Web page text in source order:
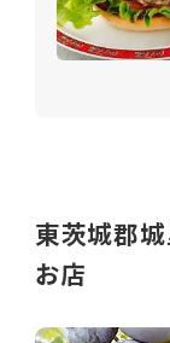
東茨城郡城
お店